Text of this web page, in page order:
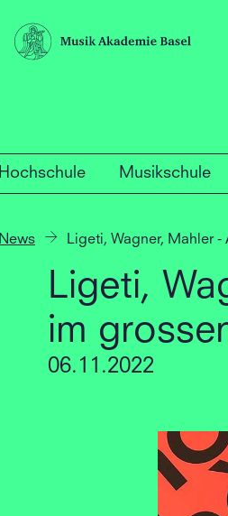
Hochschule Musikschule
News Ligeti, Wagner, Mahler
Ligeti,
im
06.11.2022